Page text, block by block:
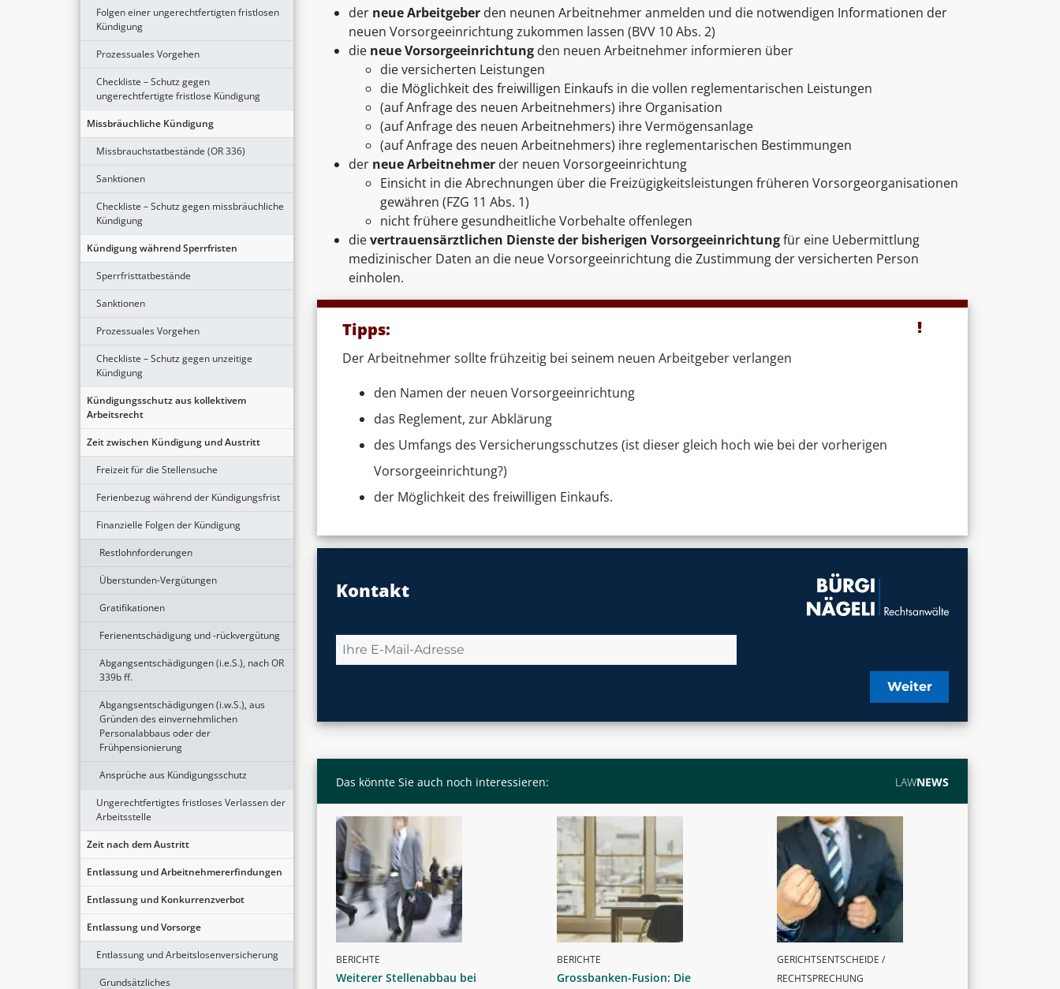
Folgen einer ungerechtfertigten fristlosen
Kündigung
Prozessuales Vorgehen
Checkliste – Schutz gegen
ungerechtfertigte fristlose Kündigung
Missbräuchliche Kündigung
Missbrauchstatbestände (OR 336)
Sanktionen
Checkliste – Schutz gegen missbräuchliche
Kündigung
Kündigung während Sperrfristen
Sperrfristtatbestände
Sanktionen
Prozessuales Vorgehen
Checkliste – Schutz gegen unzeitige
Kündigung
Kündigungsschutz aus kollektivem
Arbeitsrecht
Zeit zwischen Kündigung und Austritt
Freizeit für die Stellensuche
Ferienbezug während der Kündigungsfrist
Finanzielle Folgen der Kündigung
Restlohnforderungen
Überstunden-Vergütungen
Gratifikationen
Ferienentschädigung und -rückvergütung
Abgangsentschädigungen (i.e.S.), nach OR
339b ff.
Abgangsentschädigungen (i.w.S.), aus
Gründen des einvernehmlichen
Personalabbaus oder der
Frühpensionierung
Ansprüche aus Kündigungsschutz
Ungerechtfertigtes fristloses Verlassen der
Arbeitsstelle
Zeit nach dem Austritt
Entlassung und Arbeitnehmererfindungen
Entlassung und Konkurrenzverbot
Entlassung und Vorsorge
Entlassung und Arbeitslosenversicherung
Grundsätzliches
der neue Arbeitgeber den neunen Arbeitnehmer anmelden und die notwendigen Informationen der
neuen Vorsorgeeinrichtung zukommen lassen (BVV 10 Abs. 2)
die neue Vorsorgeeinrichtung den neuen Arbeitnehmer informieren über
die versicherten Leistungen
die Möglichkeit des freiwilligen Einkaufs in die vollen reglementarischen Leistungen
(auf Anfrage des neuen Arbeitnehmers) ihre Organisation
(auf Anfrage des neuen Arbeitnehmers) ihre Vermögensanlage
(auf Anfrage des neuen Arbeitnehmers) ihre reglementarischen Bestimmungen
der neue Arbeitnehmer der neuen Vorsorgeeinrichtung
Einsicht in die Abrechnungen über die Freizügigkeitsleistungen früheren Vorsorgeorganisationen
gewähren (FZG 11 Abs. 1)
nicht frühere gesundheitliche Vorbehalte offenlegen
dievertrauensärztlichen Dienste der bisherigen Vorsorgeeinrichtungfür eine Uebermittlung
medizinischer Daten an die neue Vorsorgeeinrichtung die Zustimmung der versicherten Person
einholen.
Tipps:
Der Arbeitnehmer sollte frühzeitig bei seinem neuen Arbeitgeber verlangen
den Namen der neuen Vorsorgeeinrichtung
das Reglement, zur Abklärung
des Umfangs des Versicherungsschutzes (ist dieser gleich hoch wie bei der vorherigen
Vorsorgeeinrichtung?)
der Möglichkeit des freiwilligen Einkaufs.
Kontakt
Weiter
Das könnte Sie auch noch interessieren: LAWNEWS
BERICHTE
Weiterer Stellenabbau bei
BERICHTE
Grossbanken-Fusion: Die
GERICHTSENTSCHEIDE /
RECHTSPRECHUNG